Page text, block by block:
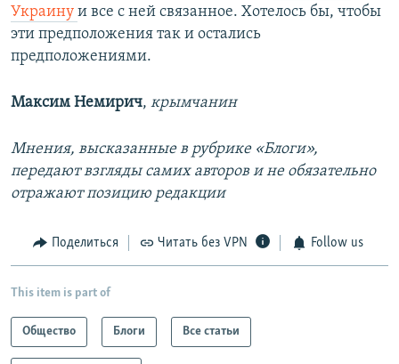
Украину и все с ней связанное. Хотелось бы, чтобы
эти предположения так и остались
предположениями.
Максим Немирич, крымчанин
Мнения, высказанные в рубрике «Блоги»,
передают взгляды самих авторов и не обязательно
отражают позицию редакции
Поделиться Читать без VPN Follow us
This item is part of
Общество Блоги Все статьи